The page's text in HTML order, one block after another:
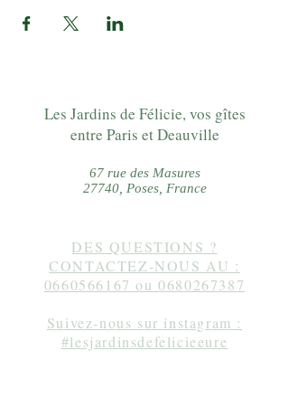
Les Jardins de Félicie, vos gîtes
entre Paris et Deauville
67 rue des Masures
27740, Poses, France
DES QUESTIONS ?
CONTACTEZ-NOUS AU :
0660566167 ou0680267387
Suivez-nous sur instagram :
#lesjardinsdefelicieeure